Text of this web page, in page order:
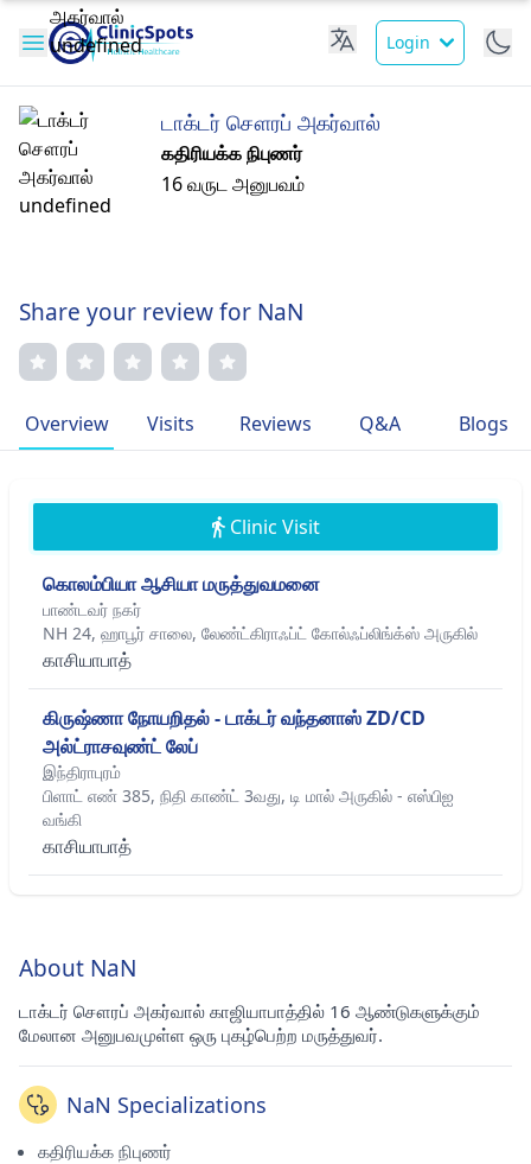
Login
டாக்டர் சௌரப் அகர்வால்
கதிரியக்க நிபுணர்
16 வருட அனுபவம்
Share your review for NaN
Overview Visits Reviews Q&A Blogs
Clinic Visit
கொலம்பியா ஆசியா மருத்துவமனை
பாண்டவர் நகர்
NH 24, ஹாபூர் சாலை, லேண்ட்கிராஃப்ட் கோல்ஃப்லிங்க்ஸ் அருகில்
காசியாபாத்
கிருஷ்ணா நோயறிதல் - டாக்டர் வந்தனாஸ் ZD/CD
அல்ட்ராசவுண்ட் லேப்
இந்திராபுரம்
பிளாட் எண் 385, நிதி காண்ட் 3வது, டி மால் அருகில் - எஸ்பிஐ
வங்கி
காசியாபாத்
About NaN
டாக்டர் சௌரப் அகர்வால் காஜியாபாத்தில் 16 ஆண்டுகளுக்கும்
மேலான அனுபவமுள்ள ஒரு புகழ்பெற்ற மருத்துவர்.
NaN Specializations
கதிரியக்க நிபுணர்